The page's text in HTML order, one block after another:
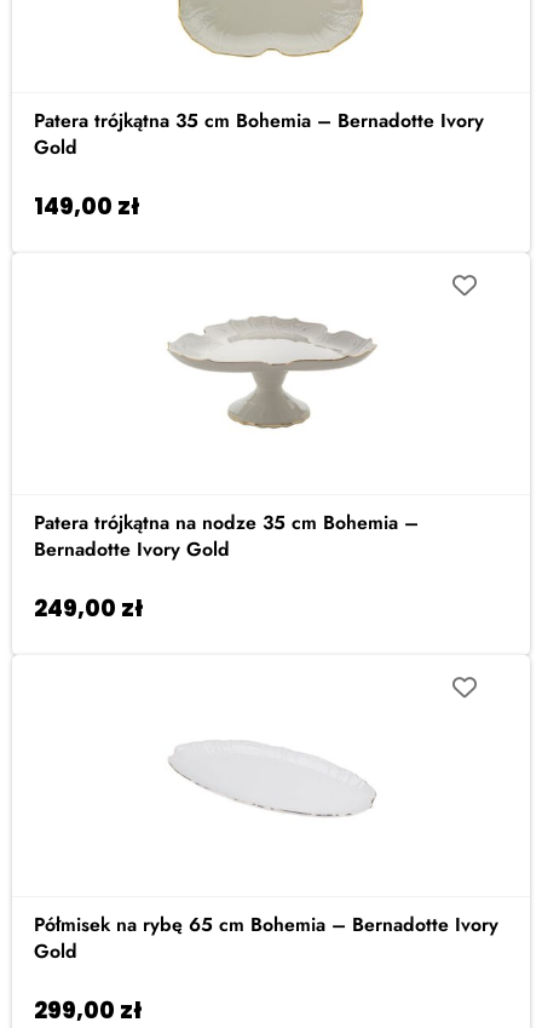
Patera trójkątna 35 cm Bohemia – Bernadotte Ivory
Gold
149,00 zł
Patera trójkątna na nodze 35 cm Bohemia –
Bernadotte Ivory Gold
249,00 zł
Półmisek na rybę 65 cm Bohemia – Bernadotte Ivory
Gold
299,00 zł